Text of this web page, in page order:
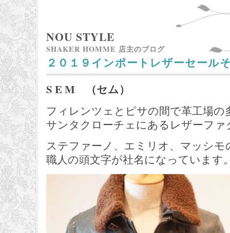
NOU STYLE
SHAKER HOMME 店主のブログ
２０１９インポートレザーセール
S E M （セム）
フィレンツェとピサの間で革工場の
サンタクローチェにあるレザーファ
ステファーノ、エミリオ、マッシモ
職人の頭文字が社名になっています